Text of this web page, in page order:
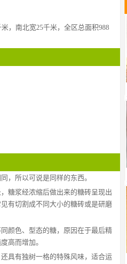
，南北宽25千米，全区总面积988
，所以可说是同样的东西。
糖浆经浓缩后做出来的糖砖呈现出
有切割成不同大小的糖砖或是研磨
颜色、型态的糖，原因在于最后精
高而增加。
具有独树一格的特殊风味，适合运